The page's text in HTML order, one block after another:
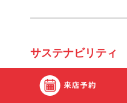
サステナビリティ